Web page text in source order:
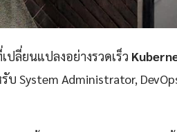
ปลี่ยนแปลงอย่างรวดเร็ว
System Administrator,